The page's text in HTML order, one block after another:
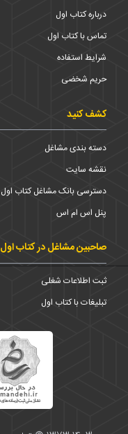
درباره کتاب اول
تماس با کتاب اول
شرایط استفاده
حریم شخضی
کشف کنید
دسته بندی مشاغل
نقشه سایت
دسترسی بانک مشاغل کتاب اول
پنل اس ام اس
صاحبین مشاغل در کتاب اول
ثبت اطلاعات شغلی
تبلیغات با کتاب اول